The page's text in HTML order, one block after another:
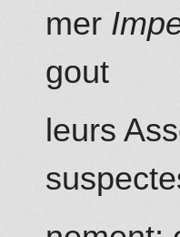
mer
gout
leurs